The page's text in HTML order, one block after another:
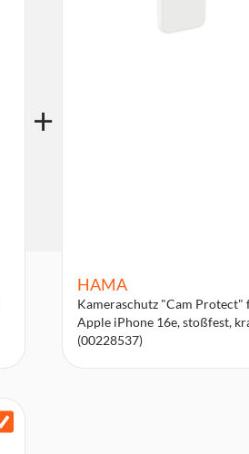
HAMA
Kameraschutz "Cam Protect"
Apple iPhone 16e, stoßfest,
(00228537)